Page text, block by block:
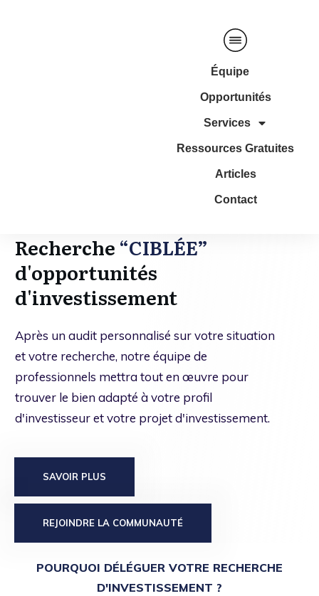
Équipe
Opportunités
Services
Ressources Gratuites
Articles
Contact
Recherche “CIBLÉE”
d'opportunités
d'investissement
Après un audit personnalisé sur votre situation
et votre recherche, notre équipe de
professionnels mettra tout en œuvre pour
trouver le bien adapté à votre profil
d'investisseur et votre projet d'investissement.
SAVOIR PLUS
REJOINDRE LA COMMUNAUTÉ
POURQUOI DÉLÉGUER VOTRE RECHERCHE
D'INVESTISSEMENT ?